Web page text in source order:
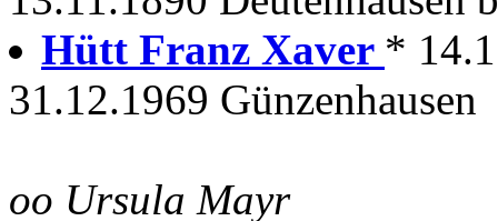
Hütt Franz Xaver *
31.12.1969 Günzenhausen
oo Ursula Mayr